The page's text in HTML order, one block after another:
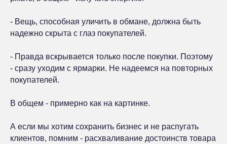
- Вещь, способная уличить в обмане, должна быть
надежно скрыта с глаз покупателей.
- Правда вскрывается только после покупки. Поэтому
- сразу уходим с ярмарки. Не надеемся на повторных
покупателей.
В общем - примерно как на картинке.
А если мы хотим сохранить бизнес и не распугать
клиентов, помним - расхваливание достоинств товара